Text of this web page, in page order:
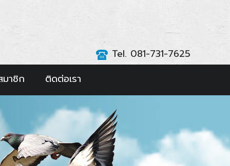
Tel. 081-731-7625
าชิก
ติดต่อเรา